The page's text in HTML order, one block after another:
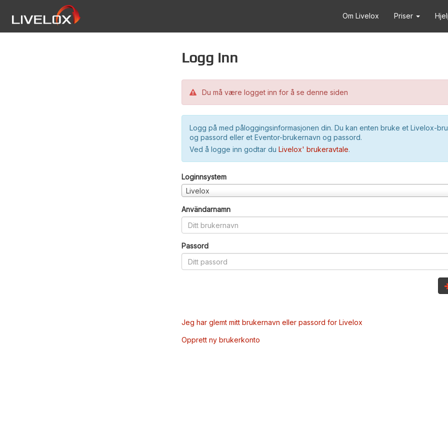
Om Livelox Priser
Logg inn
Du må være logget inn for å se denne siden
Logg på med påloggingsinformasjonen din. Du kan enten bruke et Livelox-
og passord eller et Eventor-brukernavn og passord.
Ved å logge inn godtar du Livelox' brukeravtale.
Loginnsystem
Livelox
Användarnamn
Passord
Jeg har glemt mitt brukernavn eller passord for Livelox
Opprett ny brukerkonto